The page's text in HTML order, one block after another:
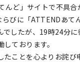
んど」サイトで不具合
びに「ATTENDあて
でしたが、19時24分
ております。
ことを心よりお詫び